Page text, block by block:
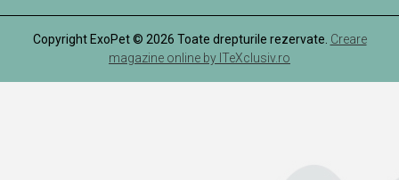
Copyright ExoPet © 2026 Toate drepturile rezervate. Creare
magazine online by ITeXclusiv.ro